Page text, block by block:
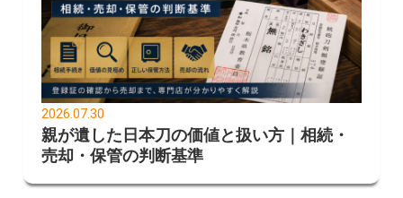
2026.07.30
親が遺した日本刀の価値と扱い方｜相続・
売却・保管の判断基準